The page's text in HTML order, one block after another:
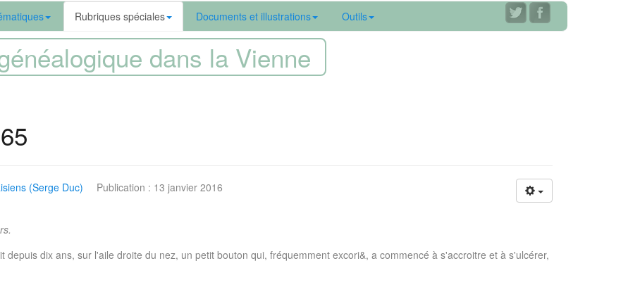
Rubriques spéciales Documents et illustrations Outils
dans la Vienne
(Serge Duc) Publication : 13 janvier 2016
dix ans, sur l'aile droite du nez, un petit bouton qui, fréquemment excori&, a commencé à s'accroitre et à s'ulcérer,